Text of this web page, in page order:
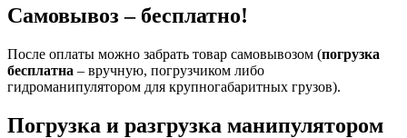
Самовывоз – бесплатно!
После оплаты можно забрать товар самовывозом (погрузка
бесплатна – вручную, погрузчиком либо
гидроманипулятором для крупногабаритных грузов).
Погрузка и разгрузка манипулятором